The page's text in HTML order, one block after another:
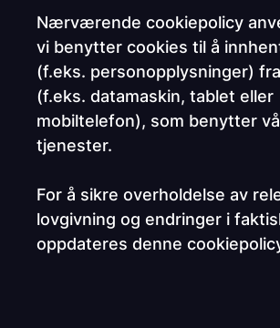
Nærværende cookiepolicy
vi benytter cookies til å
(f.eks. personopplysninger)
(f.eks. datamaskin, tablet eller
mobiltelefon), som benytter
tjenester.
For å sikre overholdelse av
lovgivning og endringer i
oppdateres denne